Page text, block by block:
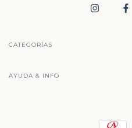
CATEGORÍAS
AYUDA & INFO